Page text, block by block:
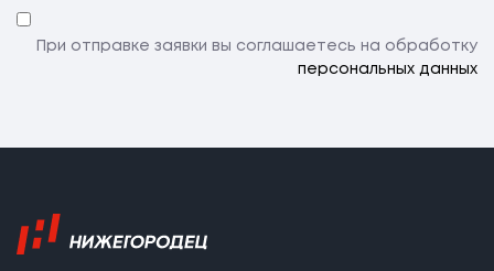
При отправке заявки вы соглашаетесь на обработку
персональных данных